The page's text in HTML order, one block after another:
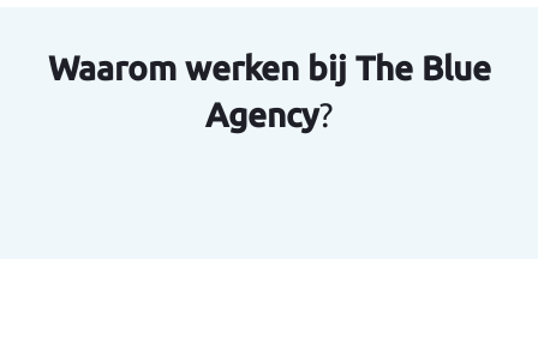
Waarom werken bij The Blue
Agency?